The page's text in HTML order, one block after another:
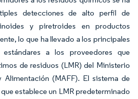
detecciones de alto perfil de
y piretroides en productos
lo que ha llevado a los principales
a los proveedores que
de residuos (LMR) del Ministerio
Alimentación (MAFF). El sistema de
establece un LMR predeterminado